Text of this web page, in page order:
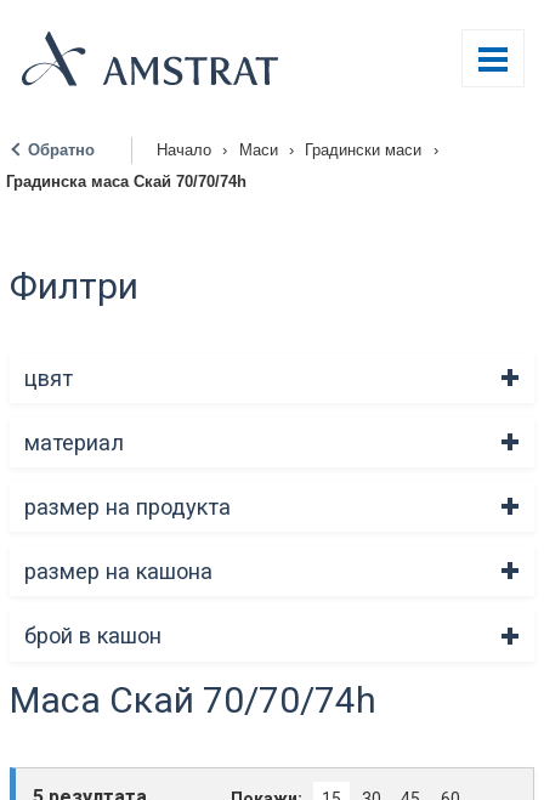
Обратно Начало › Маси › Градински маси
›
Градинска маса Скай 70/70/74h
Филтри
цвят
материал
размер на продукта
размер на кашона
брой в кашон
Маса Скай 70/70/74h